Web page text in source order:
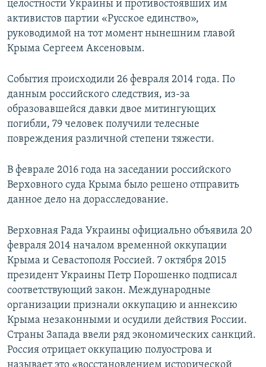
целостности Украины и противостоявших им
активистов партии «Русское единство»,
руководимой на тот момент нынешним главой
Крыма Сергеем Аксеновым.
События происходили 26 февраля 2014 года. По
данным российского следствия, из-за
образовавшейся давки двое митингующих
погибли, 79 человек получили телесные
повреждения различной степени тяжести.
В феврале 2016 года на заседании российского
Верховного суда Крыма было решено отправить
данное дело на дорасследование.
Верховная Рада Украины официально объявила 20
февраля 2014 началом временной оккупации
Крыма и Севастополя Россией. 7 октября 2015
президент Украины Петр Порошенко подписал
соответствующий закон. Международные
организации признали оккупацию и аннексию
Крыма незаконными и осудили действия России.
Страны Запада ввели ряд экономических санкций.
Россия отрицает оккупацию полуострова и